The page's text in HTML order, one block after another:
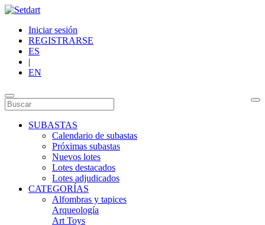
Iniciar sesión
REGISTRARSE
ES
|
EN
SUBASTAS
Calendario de subastas
Próximas subastas
Nuevos lotes
Lotes destacados
Lotes adjudicados
CATEGORÍAS
Alfombras y tapices
Arqueología
Art Toys